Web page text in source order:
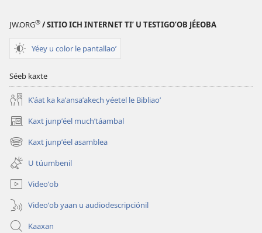
JW.ORG® / SITIO ICH INTERNET TIʼ U TESTIGOʼOB JÉEOBA
Yéey u color le pantallaoʼ
Séeb kaxte
Kʼáat ka kaʼansaʼakech yéetel le Bibliaoʼ
Kaxt junpʼéel muchʼtáambal
(opens
new
window)
Kaxt junpʼéel asamblea
(opens
new
window)
U túumbenil
Videoʼob
Videoʼob yaan u audiodescripciónil
Kaaxan